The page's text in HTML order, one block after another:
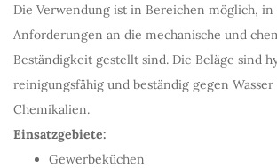
Die Verwendung ist in Bereichen möglich, in
Anforderungen an die mechanische und
Beständigkeit gestellt sind. Die Beläge sind
reinigungsfähig und beständig gegen
Chemikalien.
Einsatzgebiete:
Gewerbeküchen